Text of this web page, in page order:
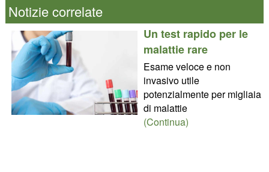
Notizie correlate
Un test rapido per le
malattie rare
Esame veloce e non
invasivo utile
potenzialmente per migliaia
di malattie
(Continua)